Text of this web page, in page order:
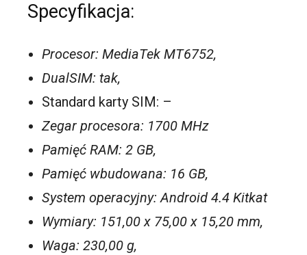
Specyfikacja:
Procesor: MediaTek MT6752,
DualSIM: tak,
Standard karty SIM: –
Zegar procesora: 1700 MHz
Pamięć RAM: 2 GB,
Pamięć wbudowana: 16 GB,
System operacyjny: Android 4.4 Kitkat
Wymiary: 151,00 x 75,00 x 15,20 mm,
Waga: 230,00 g,